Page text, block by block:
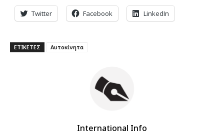
Twitter Facebook LinkedIn
ΕΤΙΚΕΤΕΣ Αυτοκίνητα
International Info